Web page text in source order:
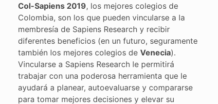
Col-Sapiens 2019, los mejores colegios de
Colombia, son los que pueden vincularse a la
membresía de Sapiens Research y recibir
diferentes beneficios (en un futuro, seguramente
también los mejores colegios de Venecia).
Vincularse a Sapiens Research le permitirá
trabajar con una poderosa herramienta que le
ayudará a planear, autoevaluarse y compararse
para tomar mejores decisiones y elevar su